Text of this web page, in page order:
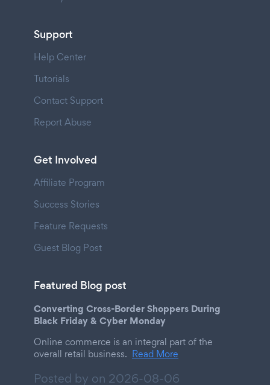
Support
Help Center
Tutorials
Contact Support
Report Abuse
Get Involved
Affiliate Program
Success Stories
Feature Requests
Guest Blog Post
Featured Blog post
Converting Cross-Border Shoppers During
Black Friday & Cyber Monday
Online commerce is an integral part of the
overall retail business. Read More
Posted by on 2026-08-06